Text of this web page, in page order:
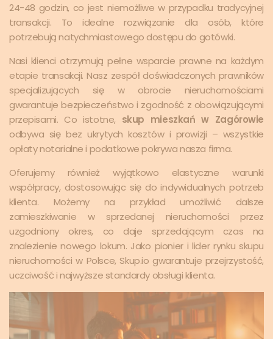
24-48 godzin, co jest niemożliwe w przypadku tradycyjnej
transakcji. To idealne rozwiązanie dla osób, które
potrzebują natychmiastowego dostępu do gotówki.
Nasi klienci otrzymują pełne wsparcie prawne na każdym
etapie transakcji. Nasz zespół doświadczonych prawników
specjalizujących się w obrocie nieruchomościami
gwarantuje bezpieczeństwo i zgodność z obowiązującymi
przepisami. Co istotne, skup mieszkań w Zagórowie
odbywa się bez ukrytych kosztów i prowizji – wszystkie
opłaty notarialne i podatkowe pokrywa nasza firma.
Oferujemy również wyjątkowo elastyczne warunki
współpracy, dostosowując się do indywidualnych potrzeb
klienta. Możemy na przykład umożliwić dalsze
zamieszkiwanie w sprzedanej nieruchomości przez
uzgodniony okres, co daje sprzedającym czas na
znalezienie nowego lokum. Jako pionier i lider rynku skupu
nieruchomości w Polsce, Skup.io gwarantuje przejrzystość,
uczciwość i najwyższe standardy obsługi klienta.